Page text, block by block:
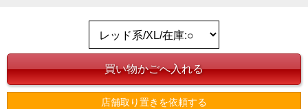
店舗取り置きを依頼する